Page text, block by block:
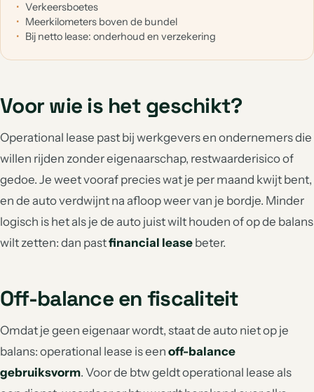
Verkeersboetes
Meerkilometers boven de bundel
Bij netto lease: onderhoud en verzekering
Voor wie is het geschikt?
Operational lease past bij werkgevers en ondernemers die
willen rijden zonder eigenaarschap, restwaarderisico of
gedoe. Je weet vooraf precies wat je per maand kwijt bent,
en de auto verdwijnt na afloop weer van je bordje. Minder
logisch is het als je de auto juist wilt houden of op de balans
wilt zetten: dan pastfinancial lease beter.
Off-balance en fiscaliteit
Omdat je geen eigenaar wordt, staat de auto niet op je
balans: operational lease is een off-balance
gebruiksvorm. Voor de btw geldt operational lease als